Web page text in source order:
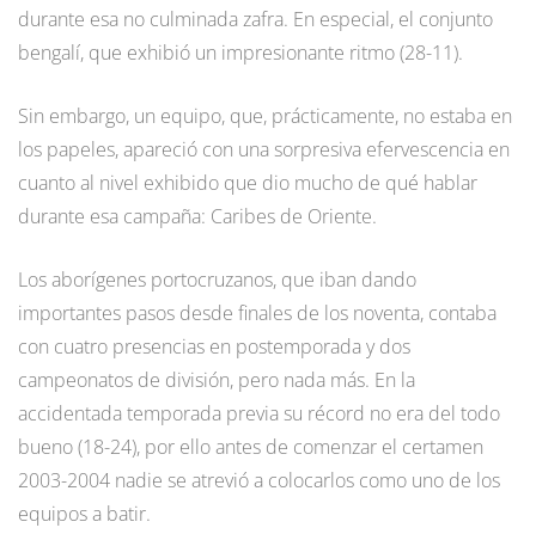
durante esa no culminada zafra. En especial, el conjunto
bengalí, que exhibió un impresionante ritmo (28-11).
Sin embargo, un equipo, que, prácticamente, no estaba en
los papeles, apareció con una sorpresiva efervescencia en
cuanto al nivel exhibido que dio mucho de qué hablar
durante esa campaña: Caribes de Oriente.
Los aborígenes portocruzanos, que iban dando
importantes pasos desde finales de los noventa, contaba
con cuatro presencias en postemporada y dos
campeonatos de división, pero nada más. En la
accidentada temporada previa su récord no era del todo
bueno (18-24), por ello antes de comenzar el certamen
2003-2004 nadie se atrevió a colocarlos como uno de los
equipos a batir.